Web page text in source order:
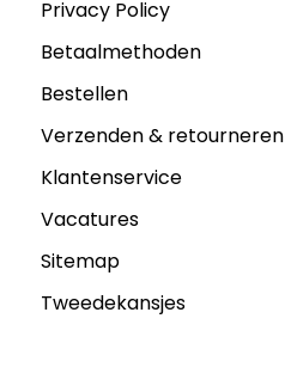
Privacy Policy
Betaalmethoden
Bestellen
Verzenden & retourneren
Klantenservice
Vacatures
Sitemap
Tweedekansjes